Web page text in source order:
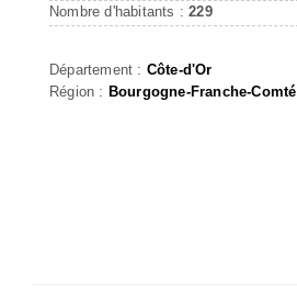
Nombre d'habitants :229
Département : Côte-d'Or
Région : Bourgogne-Franche-Comté